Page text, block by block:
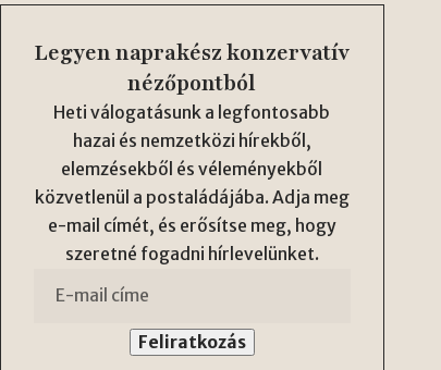
Legyen naprakész konzervatív
nézőpontból
Heti válogatásunk a legfontosabb
hazai és nemzetközi hírekből,
elemzésekből és véleményekből
közvetlenül a postaládájába. Adja meg
e-mail címét, és erősítse meg, hogy
szeretné fogadni hírlevelünket.